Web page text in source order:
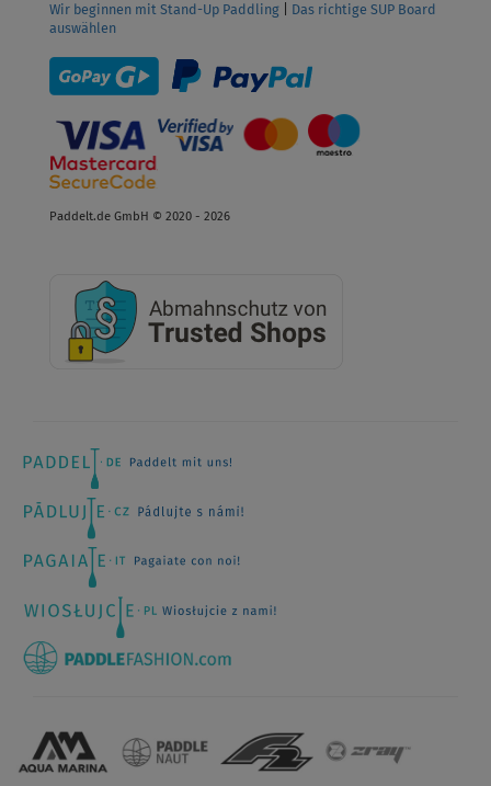
Wir beginnen mit Stand-Up Paddling
Das richtige SUP Board
auswählen
Paddelt.de GmbH © 2020 - 2026